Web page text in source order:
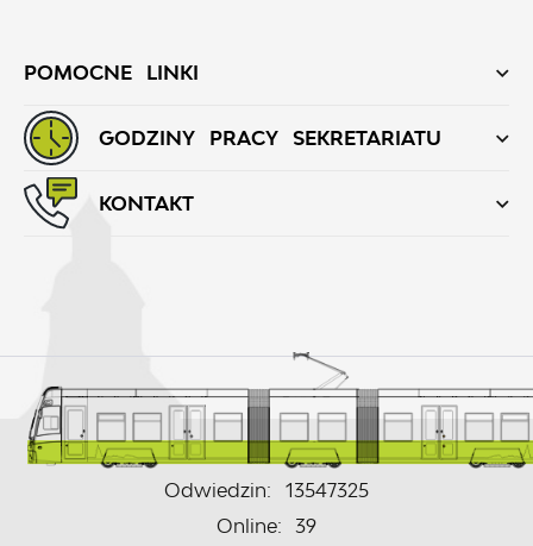
POMOCNE LINKI
GODZINY PRACY SEKRETARIATU
KONTAKT
Odwiedzin: 13547325
Online: 39